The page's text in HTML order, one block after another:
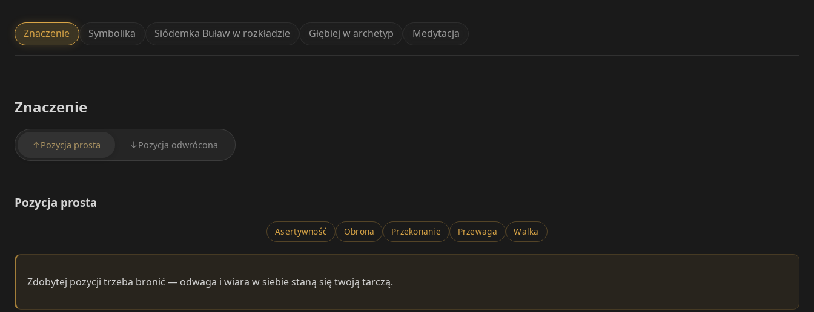
Znaczenie Symbolika Siódemka Buław w rozkładzie Głębiej w archetyp Medytacja
Znaczenie
↑ Pozycja prosta ↓ Pozycja odwrócona
Pozycja prosta
Asertywność Obrona Przekonanie Przewaga Walka
Zdobytej pozycji trzeba bronić — odwaga i wiara w siebie staną się twoją tarczą.